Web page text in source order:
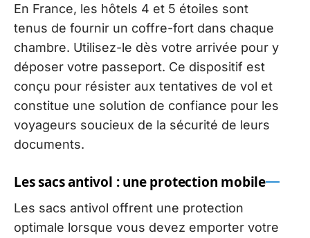
En France, les hôtels 4 et 5 étoiles sont
tenus de fournir un coffre-fort dans chaque
chambre. Utilisez-le dès votre arrivée pour y
déposer votre passeport. Ce dispositif est
conçu pour résister aux tentatives de vol et
constitue une solution de confiance pour les
voyageurs soucieux de la sécurité de leurs
documents.
Les sacs antivol : une protection mobile
Les sacs antivol offrent une protection
optimale lorsque vous devez emporter votre